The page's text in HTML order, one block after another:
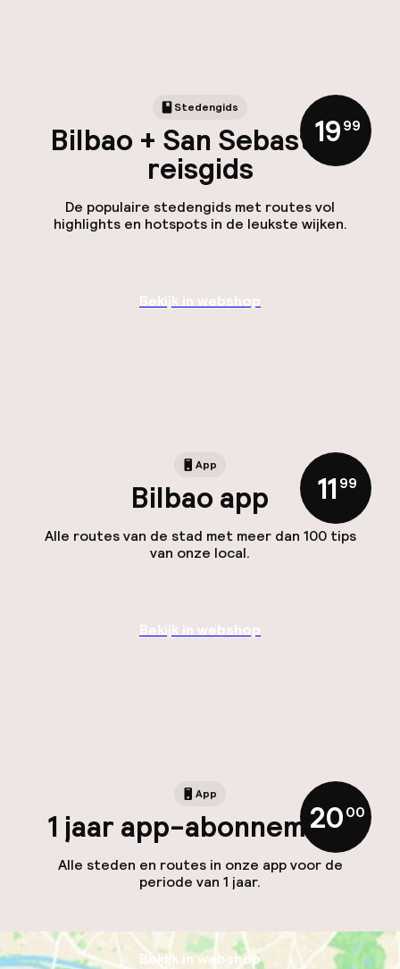
Stedengids
Bilbao + San Sebastián
reisgids
De populaire stedengids met routes vol
highlights en hotspots in de leukste wijken.
19,99
Bekijk in webshop
App
Bilbao app
Alle routes van de stad met meer dan 100 tips
van onze local.
11 ,99
Bekijk in webshop
App
1 jaar app-abonnement
Alle steden en routes in onze app voor de
periode van 1 jaar.
20,00
Bekijk in webshop